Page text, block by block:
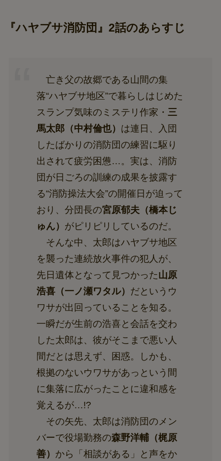
『ハヤブサ消防団』2話のあらすじ
亡き父の故郷である山間の集
落“ハヤブサ地区”で暮らしはじめた
スランプ気味のミステリ作家・三
馬太郎（中村倫也） は連日、入団
したばかりの消防団の練習に駆り
出されて疲労困憊…。実は、消防
団が日ごろの訓練の成果を披露す
る“消防操法大会”の開催日が迫って
おり、分団長の宮原郁夫（橋本じ
ゅん） がピリピリしているのだ。
そんな中、太郎はハヤブサ地区
を襲った連続放火事件の犯人が、
先日遺体となって見つかった山原
浩喜（一ノ瀬ワタル） だというウ
ワサが出回っていることを知る。
一瞬だが生前の浩喜と会話を交わ
した太郎は、彼がそこまで悪い人
間だとは思えず、困惑。しかも、
根拠のないウワサがあっという間
に集落に広がったことに違和感を
覚えるが…!?
その矢先、太郎は消防団のメン
バーで役場勤務の森野洋輔（梶原
善） から「相談がある」と声をか